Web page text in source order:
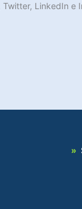
LinkedIn e